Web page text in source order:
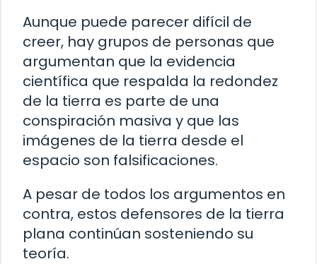
Aunque puede parecer difícil de
creer, hay grupos de personas que
argumentan que la evidencia
científica que respalda la redondez
de la tierra es parte de una
conspiración masiva y que las
imágenes de la tierra desde el
espacio son falsificaciones.
A pesar de todos los argumentos en
contra, estos defensores de la tierra
plana continúan sosteniendo su
teoría.